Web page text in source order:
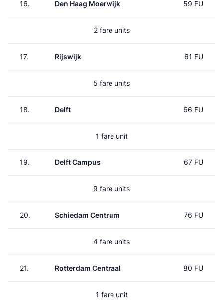
16. Den Haag Moerwijk 59 FU
2 fare units
17. Rijswijk 61 FU
5 fare units
18. Delft 66 FU
1 fare unit
19. Delft Campus 67 FU
9 fare units
20. Schiedam Centrum 76 FU
4 fare units
21. Rotterdam Centraal 80 FU
1 fare unit